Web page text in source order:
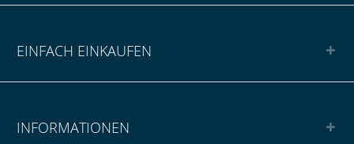
EINFACH EINKAUFEN
INFORMATIONEN